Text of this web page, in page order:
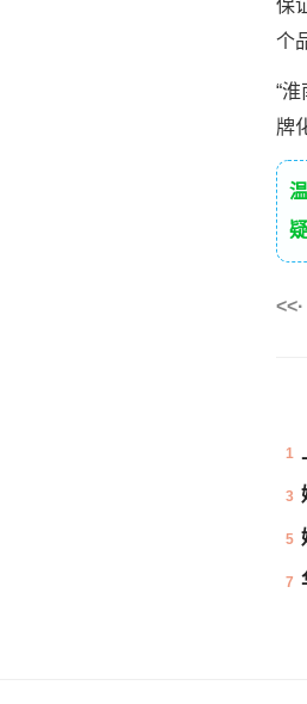
保
个
“
牌
1
3
5
7